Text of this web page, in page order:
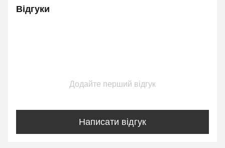
Відгуки
Додайте перший відгук
Написати відгук